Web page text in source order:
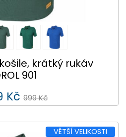
krátký rukáv
901
Kč 999 Kč
VĚTŠÍ VELIKOSTI